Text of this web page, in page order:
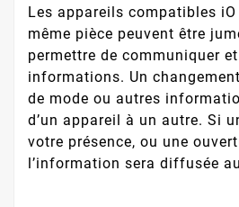
Les appareils compatibles
même pièce peuvent être
permettre de communiquer
informations. Un
de mode ou autres
d’un appareil à un autre. Si
votre présence, ou une
l’information sera diffusée